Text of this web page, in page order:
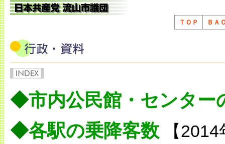
ＴＯＰ ＢＡ
◆市内公民館・センター
◆各駅の乗降客数 【